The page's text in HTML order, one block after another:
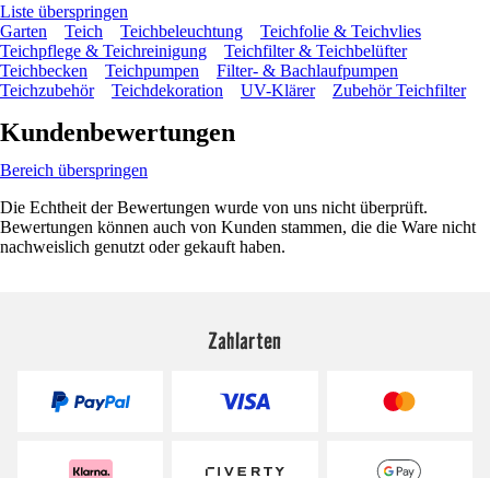
Liste überspringen
Garten
Teich Teichbeleuchtung
Teichfolie & Teichvlies
Teichpflege & Teichreinigung
Teichfilter & Teichbelüfter
Teichbecken
Teichpumpen
Filter- & Bachlaufpumpen
Teichzubehör
Teichdekoration UV-Klärer Zubehör Teichfilter
Kundenbewertungen
Bereich überspringen
Die Echtheit der Bewertungen wurde von uns nicht überprüft.
Bewertungen können auch von Kunden stammen, die die Ware nicht
nachweislich genutzt oder gekauft haben.
Zahlarten